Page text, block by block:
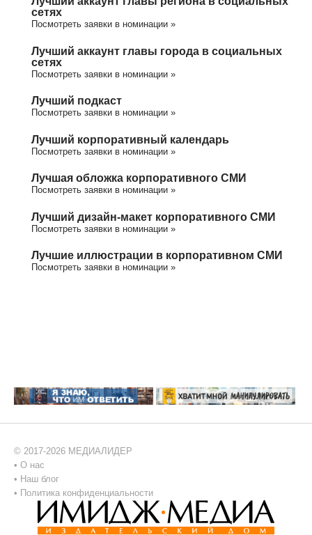
сетях
Посмотреть заявки в номинации »
Лучший аккаунт главы города в социальных
сетях
Посмотреть заявки в номинации »
Лучший подкаст
Посмотреть заявки в номинации »
Лучший корпоративный календарь
Посмотреть заявки в номинации »
Лучшая обложка корпоративного СМИ
Посмотреть заявки в номинации »
Лучший дизайн-макет корпоративного СМИ
Посмотреть заявки в номинации »
Лучшие иллюстрации в корпоративном СМИ
Посмотреть заявки в номинации »
© 2017-2026 МЕДИАЛИДЕР
• О нас
• Наш блог
• Политика конфиденциальности